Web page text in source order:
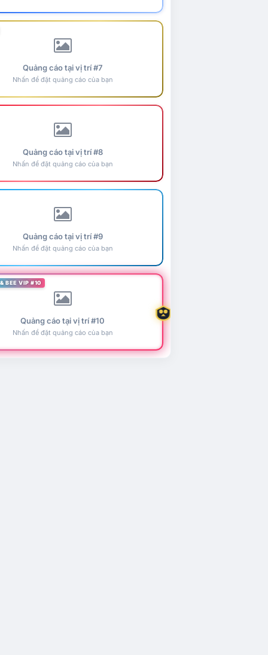
Quảng cáo tại vị trí #7
Nhấn để đặt quảng cáo của bạn
Quảng cáo tại vị trí #8
Nhấn để đặt quảng cáo của bạn
Quảng cáo tại vị trí #9
Nhấn để đặt quảng cáo của bạn
BEE VIP #10
Quảng cáo tại vị trí #10
Nhấn để đặt quảng cáo của bạn